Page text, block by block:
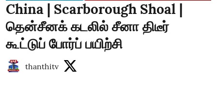
China | Scarborough Shoal |
தென்சீனக் கடலில் சீனா திடீர்
கூட்டுப் போர்ப் பயிற்சி
thanthitv